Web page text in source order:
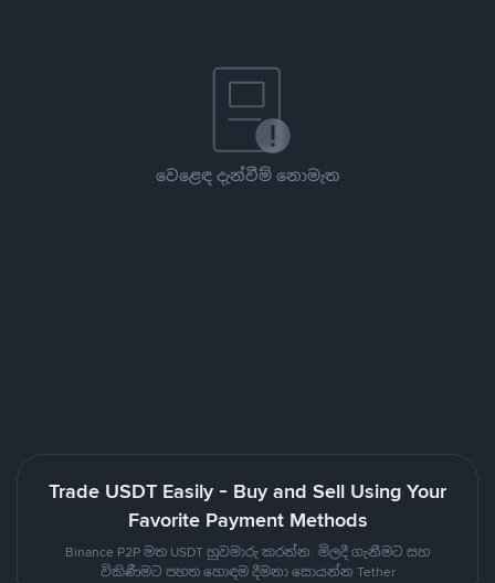
වෙළෙඳ දැන්වීම් නොමැත
Trade USDT Easily - Buy and Sell Using Your
Favorite Payment Methods
Binance P2P මත USDT හුවමාරු කරන්න. මිලදී ගැනීමට සහ
විකිණීමට පහත හොඳම දීමනා සොයන්න Tether